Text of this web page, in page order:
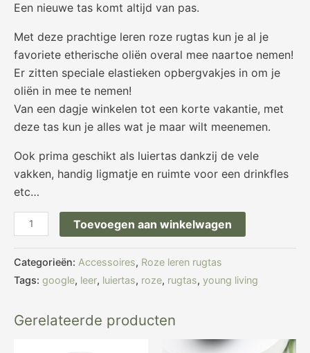
Een nieuwe tas komt altijd van pas.
Met deze prachtige leren roze rugtas kun je al je
favoriete etherische oliën overal mee naartoe nemen!
Er zitten speciale elastieken opbergvakjes in om je
oliën in mee te nemen!
Van een dagje winkelen tot een korte vakantie, met
deze tas kun je alles wat je maar wilt meenemen.
Ook prima geschikt als luiertas dankzij de vele
vakken, handig ligmatje en ruimte voor een drinkfles
etc…
Toevoegen aan winkelwagen
Categorieën: Accessoires, Roze leren rugtas
Tags: google, leer, luiertas, roze, rugtas, young living
Gerelateerde producten